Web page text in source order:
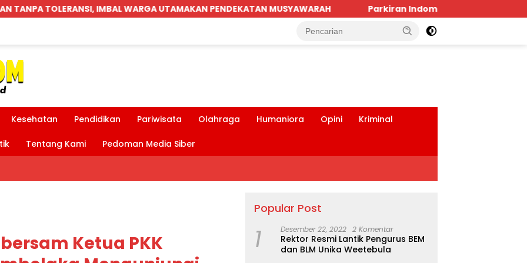
PENDEKATAN MUSYAWARAH Parkiran Indomaret dan Bank BRI SBD Mengancam Keselamatan
Kesehatan Pendidikan Pariwisata Olahraga Humaniora Opini Kriminal
Tentang Kami Pedoman Media Siber
Ketua PKK
Popular Post
1 Desember 22, 2022 2 Komentar
Rektor Resmi Lantik Pengurus BEM
dan BLM Unika Weetebula